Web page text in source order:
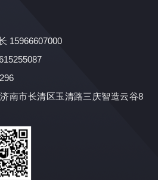
15966607000
南市长清区玉清路三庆智造云谷8